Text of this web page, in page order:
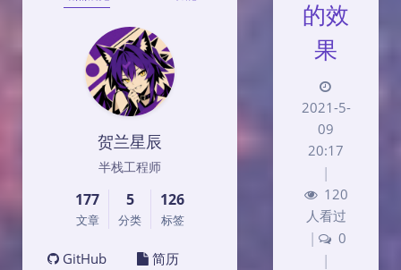
贺兰星辰
半栈工程师
177
文章
5
分类
126
标签
GitHub
简历
的效
果
2021-5-
09
20:17
120
人看过
0